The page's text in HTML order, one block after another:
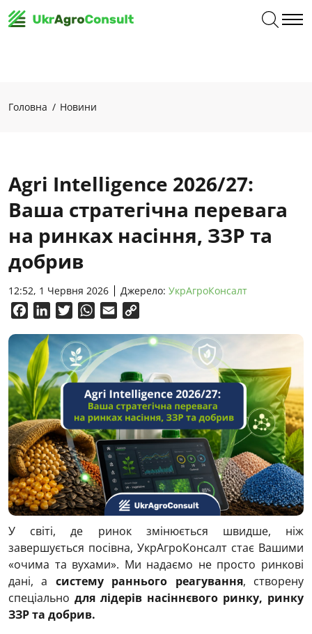
Головна Новини
Agri Intelligence 2026/27:
Ваша стратегічна перевага
на ринках насіння, ЗЗР та
добрив
12:52, 1 Червня 2026 Джерело: УкрАгроКонсалт
FacebookLinkedInTwitterWhatsApp
Email
У світі, де ринок змінюється швидше, ніж
завершується посівна, УкрАгроКонсалт стає Вашими
«очима та вухами». Ми надаємо не просто ринкові
дані, а систему раннього реагування, створену
спеціально для лідерів насіннєвого ринку, ринку
ЗЗР та добрив.